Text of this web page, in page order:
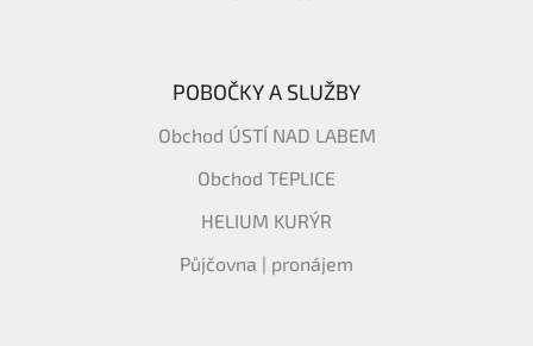
POBOČKY A SLUŽBY
Obchod ÚSTÍ NAD LABEM
Obchod TEPLICE
HELIUM KURÝR
Půjčovna | pronájem